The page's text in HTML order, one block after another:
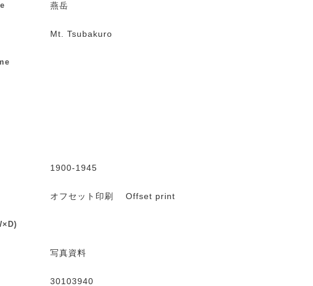
燕岳
Mt. Tsubakuro
1900-1945
オフセット印刷 Offset print
写真資料
30103940